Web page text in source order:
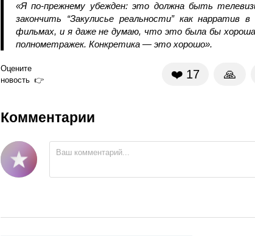
«Я по‑прежнему убежден: это должна быть
закончить “Закулисье реальности” как нарратив
фильмах, и я даже не думаю, что это была бы
полнометражек. Конкретика — это хорошо».
Оцените
новость
❤️ 17 🙏
Комментарии